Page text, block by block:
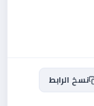
نسخ الرابط